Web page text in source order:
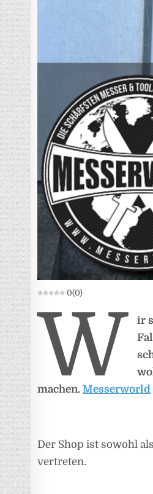
0(0)
W
ir
machen.Messerworld
Der Shop ist sowohl
vertreten.